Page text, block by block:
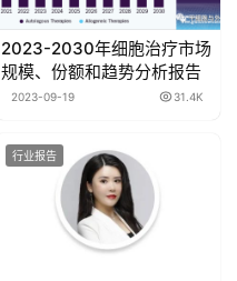
2023-2030年细胞治疗市场
规模、份额和趋势分析报告
2023-09-19 31.4K
行业报告